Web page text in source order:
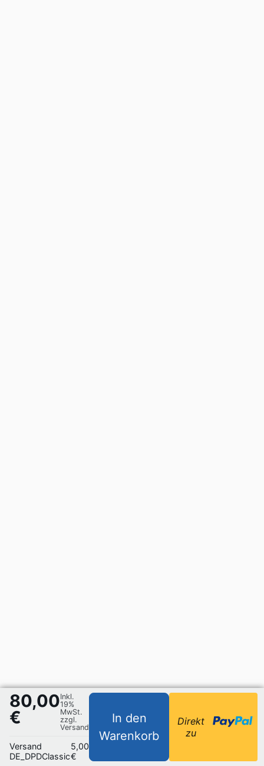
80,00
€
Inkl.
19%
MwSt.
zzgl.
Versand
Versand
DE_DPDClassic
5,00
€
In den
Warenkorb
Direkt
zu